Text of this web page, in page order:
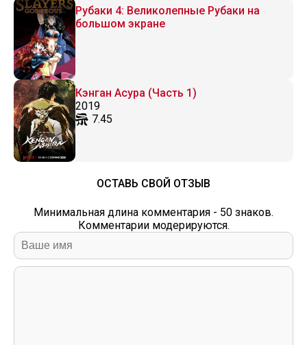
Рубаки 4: Великолепные Рубаки на
большом экране
Кэнган Асура (Часть 1)
2019
7.45
ОСТАВЬ СВОЙ ОТЗЫВ
Минимальная длина комментария - 50 знаков.
Комментарии модерируются.